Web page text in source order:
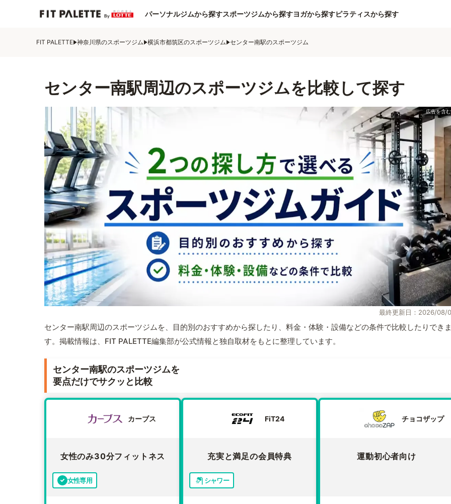
パーソナルジムから探すスポーツジムから探すヨガから探すピラティスから探す
FIT PALETTE 神奈川県のスポーツジム 横浜市都筑区のスポーツジム センター南駅のスポーツジム
センター南駅周辺のスポーツジムを比較して探す
最終更新日：2026/08/
センター南駅周辺のスポーツジムを、目的別のおすすめから探したり、料金・体験・設備などの条件で比較したりでき
す。掲載情報は、FIT PALETTE編集部が公式情報と独自取材をもとに整理しています。
センター南駅のスポーツジムを
要点だけでサクッと比較
カーブス
女性のみ30分フィットネス
女性専用
FiT24
充実と満足の会員特典
シャワー
チョコザップ
運動初心者向け